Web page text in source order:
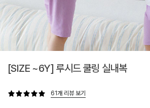
[SIZE ~6Y] 루시드 쿨링 실내복
61개 리뷰 보기